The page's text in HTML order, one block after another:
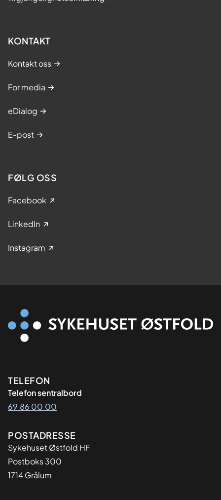
KONTAKT
Kontakt oss
For media
eDialog
E-post
FØLG OSS
Facebook
LinkedIn
Instagram
Kontaktinformasjon
TELEFON
Telefon sentralbord
69 86 00 00
Adresse
POSTADRESSE
Sykehuset Østfold HF
Postboks 300
1714 Grålum